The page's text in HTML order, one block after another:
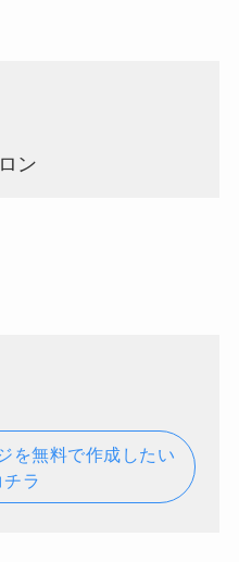
ン
を無料で作成したい
ラ